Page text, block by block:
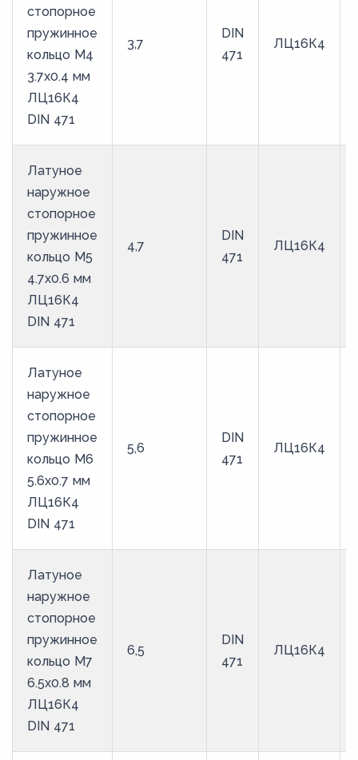
стопорное
пружинное
кольцо M4
3.7х0.4 мм
ЛЦ16К4
DIN 471
3,7
DIN
471
ЛЦ16К4
Латуное
наружное
стопорное
пружинное
кольцо M5
4.7х0.6 мм
ЛЦ16К4
DIN 471
4,7
DIN
471
ЛЦ16К4
Латуное
наружное
стопорное
пружинное
кольцо M6
5.6х0.7 мм
ЛЦ16К4
DIN 471
5,6
DIN
471
ЛЦ16К4
Латуное
наружное
стопорное
пружинное
кольцо M7
6.5х0.8 мм
ЛЦ16К4
DIN 471
6,5
DIN
471
ЛЦ16К4